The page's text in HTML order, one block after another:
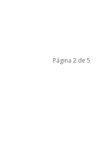
Página 2 de 5